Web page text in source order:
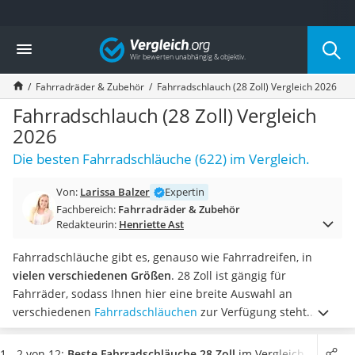
Die beliebtesten Vergleiche nach Kategorie
Freizeit & Sport
Gartentrampolin
Trampolin
Metalldetektor
Eufab-Fahrradträger
Trampolin 366 cm
Fahrradschloss
Futterboot
Air Bike
Trekkingschuhe Herren
Reisetasche mit Rollen
Klimmzugstation
Koffer
Nachtsichtgerät
Vergleich
Fahrradräder & Zubehör Fahrradschlauch (28 Zoll) Vergleich 2026
Fahrradschlauch (28 Zoll) Vergleich
2026
Die besten Fahrradschläuche (622) im Vergleich.
Von: Larissa Balzer
Expertin
Fachbereich: Fahrradräder & Zubehör
Redakteurin: Henriette Ast
Fahrradschläuche gibt es, genauso wie Fahrradreifen, in
vielen verschiedenen Größen. 28 Zoll ist gängig für
Fahrräder, sodass Ihnen hier eine breite Auswahl an
verschiedenen Fahrradschläuchen zur Verfügung steht.
Neben dem Durchmesser von 28 Zoll ist laut Online-Tests
auch dieBreite des Schlauches wichtigund sollte unbedingt